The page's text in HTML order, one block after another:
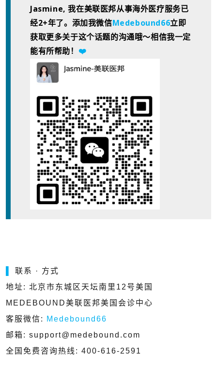
Jasmine, 我在美联医邦从事海外医疗服务已
经2+年了。添加我微信Medebound66立即
获取更多关于这个话题的沟通哦～相信我一定
能有所帮助！ ❤️
联系 · 方式
地址: 北京市东城区天坛南里12号美国
MEDEBOUND美联医邦美国会诊中心
客服微信:
Medebound66
邮箱: support@medebound.com
全国免费咨询热线: 400-616-2591